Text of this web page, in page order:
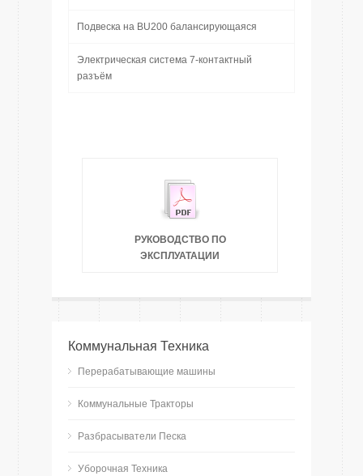
Подвеска на BU200 балансирующаяся
Электрическая система 7-контактный
разъём
РУКОВОДСТВО ПО
ЭКСПЛУАТАЦИИ
Коммунальная Техника
Перерабатывающие машины
Коммунальные Тракторы
Разбрасыватели Песка
Уборочная Техника